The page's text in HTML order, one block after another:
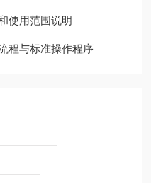
使用范围说明
程与标准操作程序